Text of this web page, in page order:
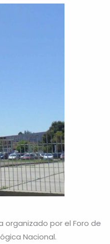
organizado por el Foro de
Nacional.